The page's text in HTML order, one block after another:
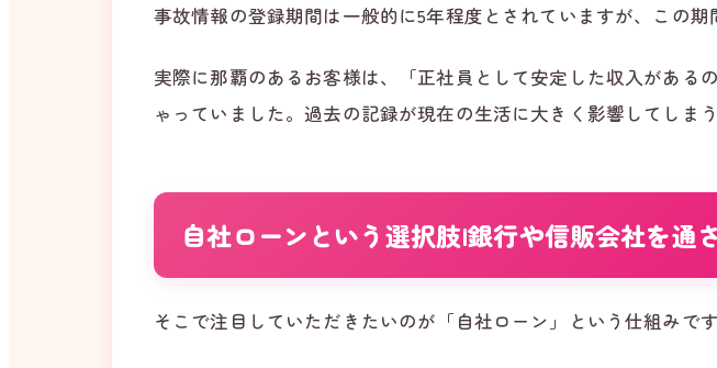
事故情報の登録期間は一般的に5年程度とされていますが、この
実際に那覇のあるお客様は、「正社員として安定した収入がある
ゃっていました。過去の記録が現在の生活に大きく影響してしま
自社ローンという選択肢|銀行や信販会社を通
そこで注目していただきたいのが「自社ローン」という仕組みです